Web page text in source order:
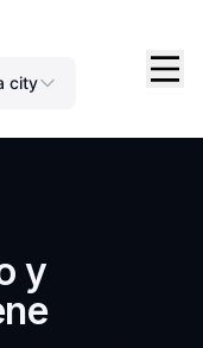
city
y